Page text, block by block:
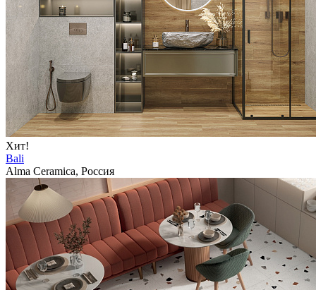
Хит!
Bali
Alma Ceramica, Россия